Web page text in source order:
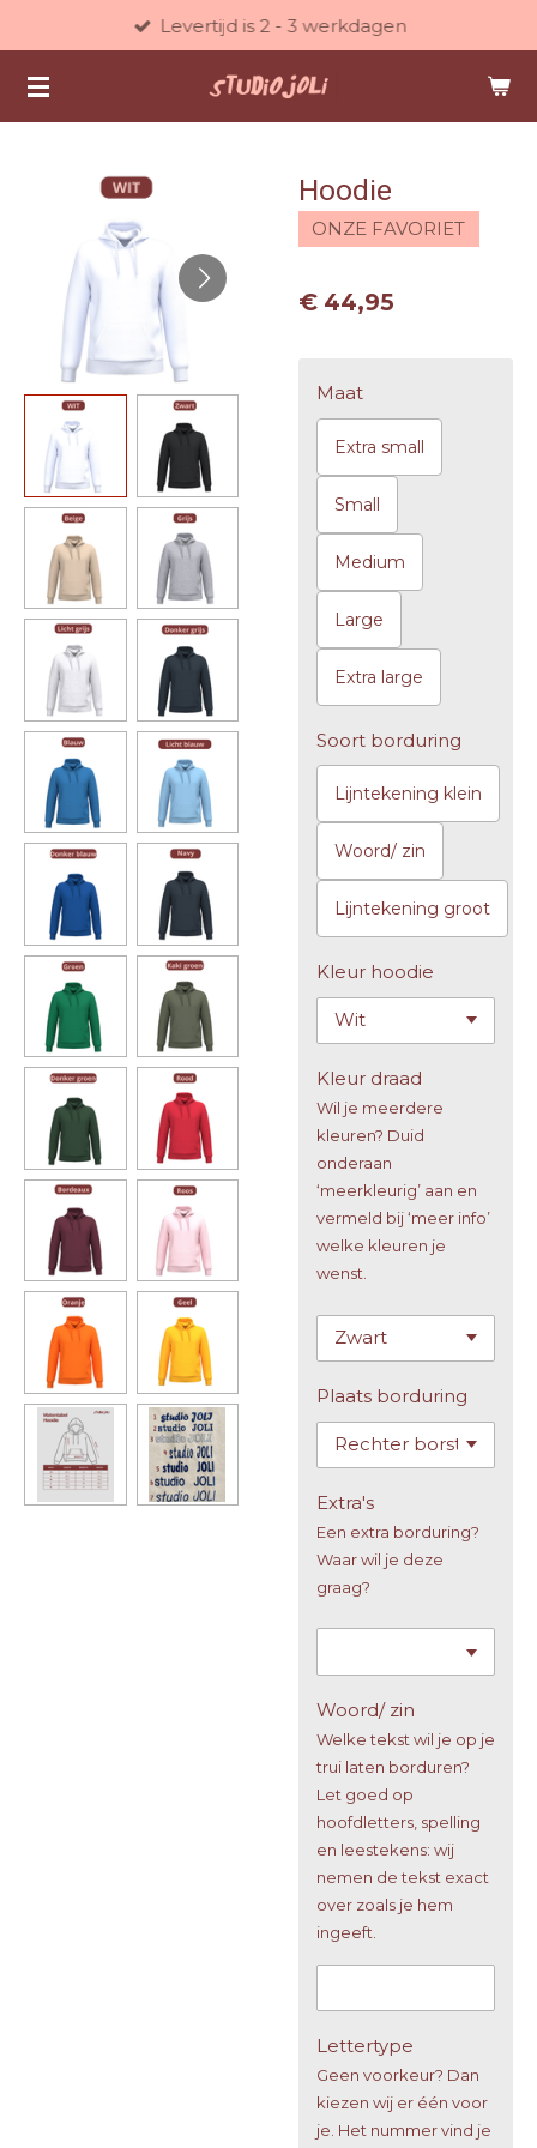
naar
de
Levertijd is 2 - 3 werkdagen
Hoodie
ONZE FAVORIET
€ 44,95
Maat
Extra small
Small
Medium
Large
Extra large
Soort borduring
Lijntekening klein
Woord/ zin
Lijntekening groot
Kleur hoodie
Kleur draad
Wil je meerdere
kleuren? Duid
onderaan
‘meerkleurig’ aan en
vermeld bij ‘meer info’
welke kleuren je
wenst.
Plaats borduring
Extra's
Een extra borduring?
Waar wil je deze
graag?
Woord/ zin
Welke tekst wil je op je
trui laten borduren?
Let goed op
hoofdletters, spelling
en leestekens: wij
nemen de tekst exact
over zoals je hem
ingeeft.
Lettertype
Geen voorkeur? Dan
kiezen wij er één voor
je. Het nummer vind je